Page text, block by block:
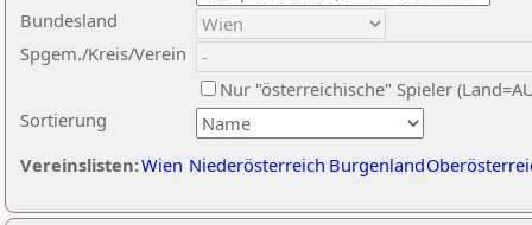
Sortierung
Bundesland
Spgem./Kreis/Verein
Nur "österreichische" Spieler
Vereinslisten:Wien Niederösterreich Burgenland